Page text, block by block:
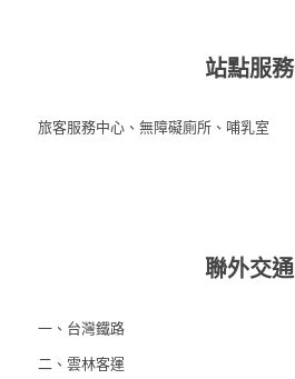
站點服務
旅客服務中心、無障礙廁所、哺乳室
聯外交通
一、台灣鐵路
二、雲林客運